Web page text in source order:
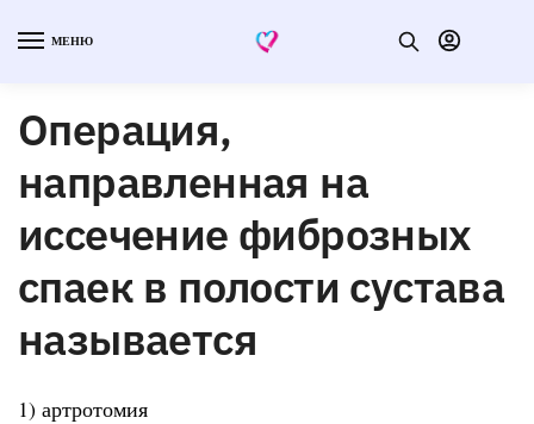
МЕНЮ
Операция,
направленная на
иссечение фиброзных
спаек в полости сустава
называется
1) артротомия